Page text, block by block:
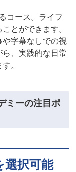
コース。ライフ
とができます。
や字幕なしでの視
、実践的な日常
。
ミーの注目ポ
選択可能